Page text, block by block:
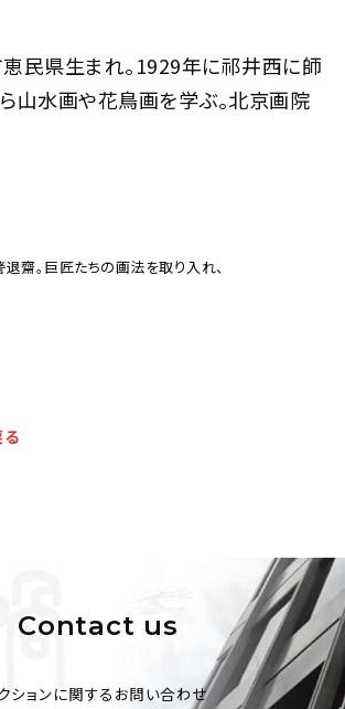
民県生まれ。1929年に祁井西に師
山水画や花鳥画を学ぶ。北京画院
齋。巨匠たちの画法を取り入れ、
Contact us
ションに関するお問い合わせ